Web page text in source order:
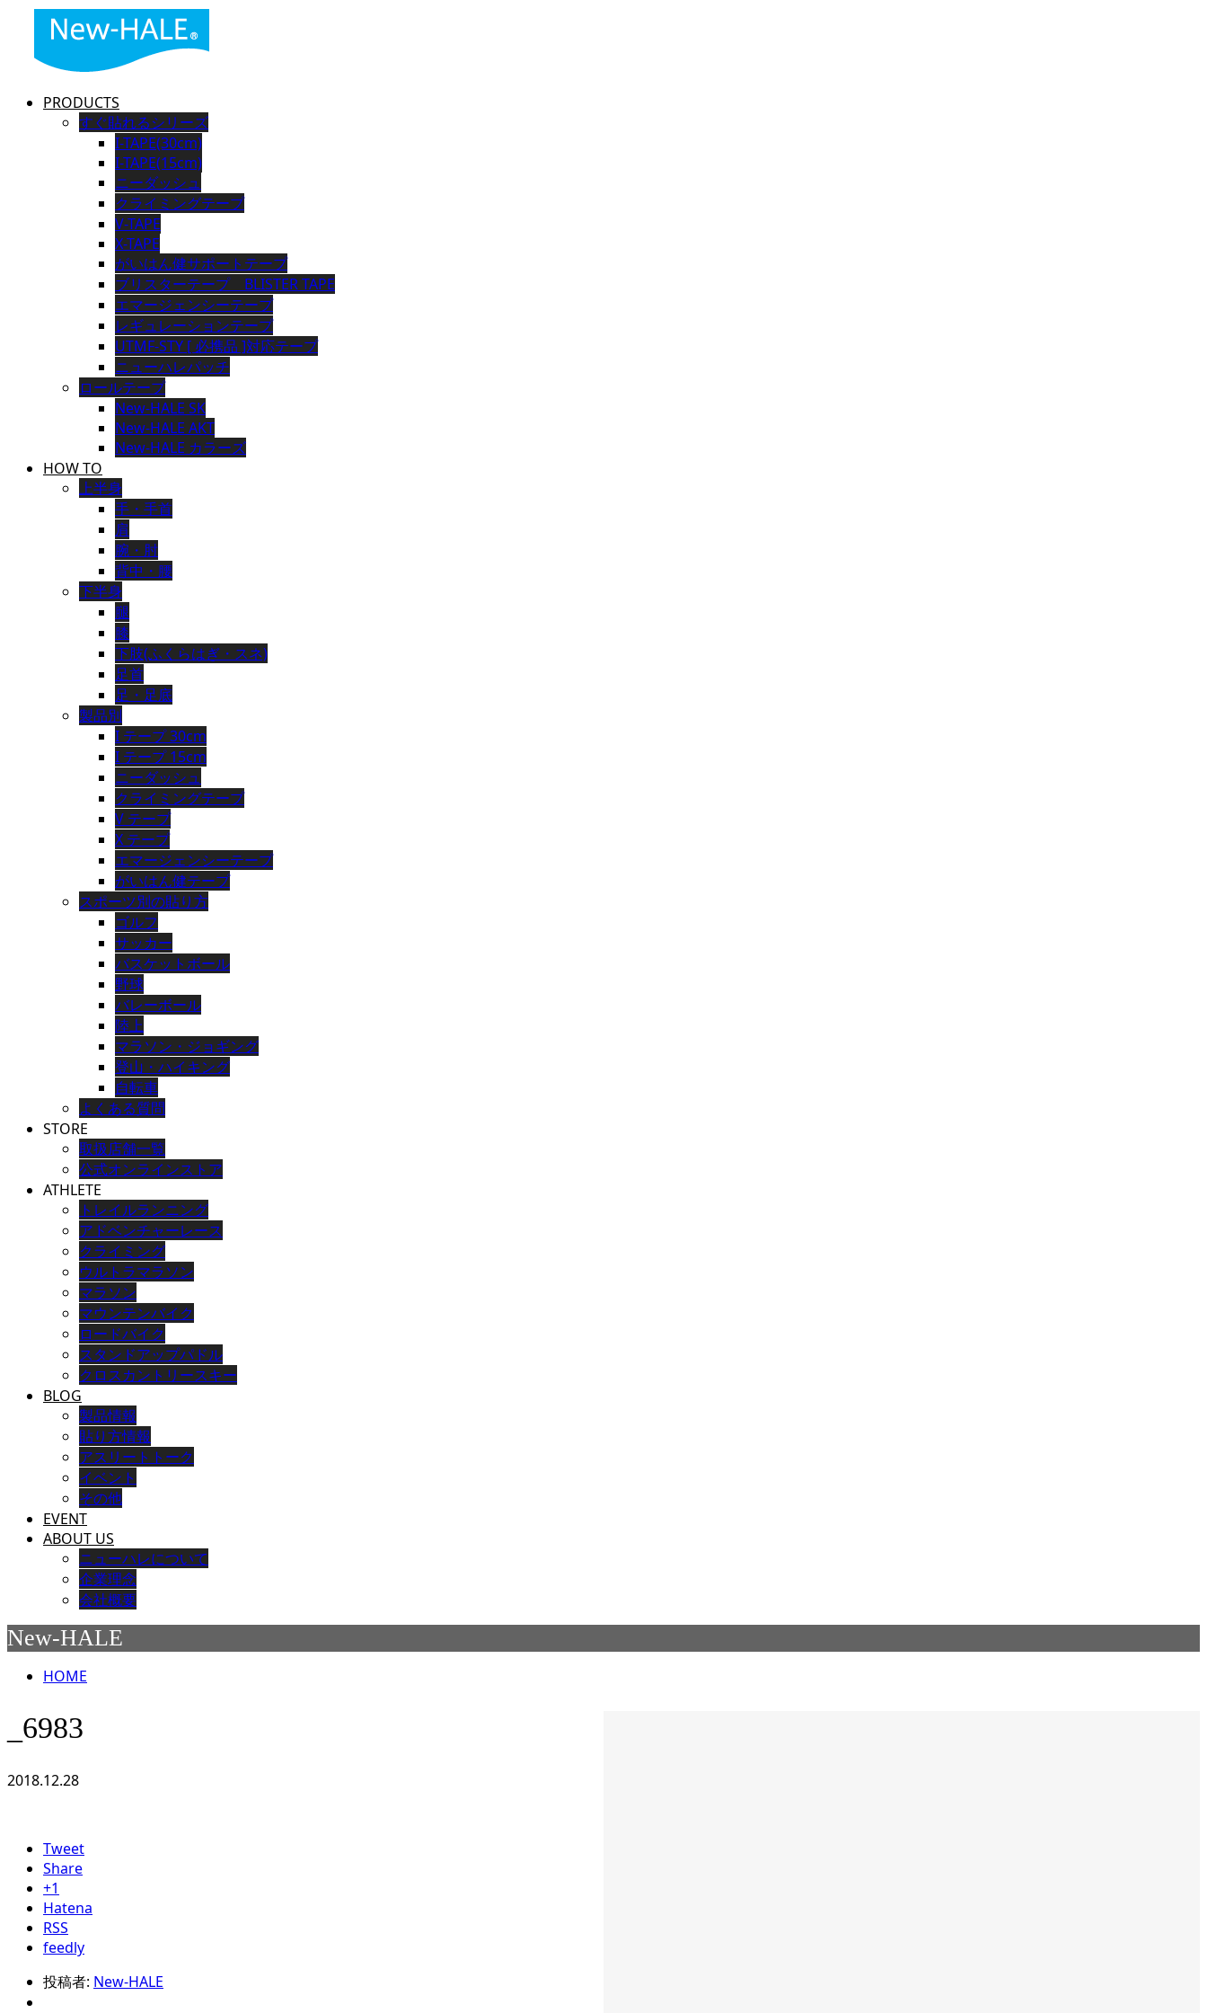
PRODUCTS
すぐ貼れるシリーズ
I-TAPE(30cm)
I-TAPE(15cm)
ニーダッシュ
クライミングテープ
V-TAPE
X-TAPE
がいはん健サポートテープ
ブリスターテープ BLISTER TAPE
エマージェンシーテープ
レギュレーションテープ
UTMF-STY [ 必携品 ]対応テープ
ニューハレパッチ
ロールテープ
New-HALE SK
New-HALE AKT
New-HALE カラーズ
HOW TO
上半身
手・手首
肩
腕・肘
背中・腰
下半身
腿
膝
下肢(ふくらはぎ・スネ)
足首
足・足底
製品別
I テープ 30cm
I テープ 15cm
ニーダッシュ
クライミングテープ
V テープ
X テープ
エマージェンシーテープ
がいはん健テープ
スポーツ別の貼り方
ゴルフ
サッカー
バスケットボール
野球
バレーボール
陸上
マラソン・ジョギング
登山・ハイキング
自転車
よくある質問
STORE
取扱店舗一覧
公式オンラインストア
ATHLETE
トレイルランニング
アドベンチャーレース
クライミング
ウルトラマラソン
マラソン
マウンテンバイク
ロードバイク
スタンドアップパドル
クロスカントリースキー
BLOG
製品情報
貼り方情報
アスリートトーク
イベント
その他
EVENT
ABOUT US
ニューハレについて
企業理念
会社概要
New-HALE
HOME
_6983
2018.12.28
Tweet
Share
+1
Hatena
RSS
feedly
投稿者: New-HALE